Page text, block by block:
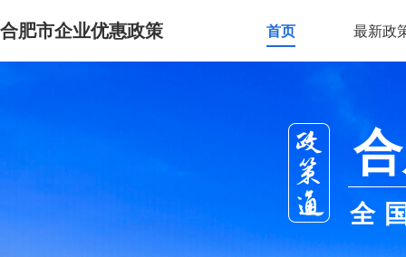
合肥市企业优惠政策 首页 最新政
全